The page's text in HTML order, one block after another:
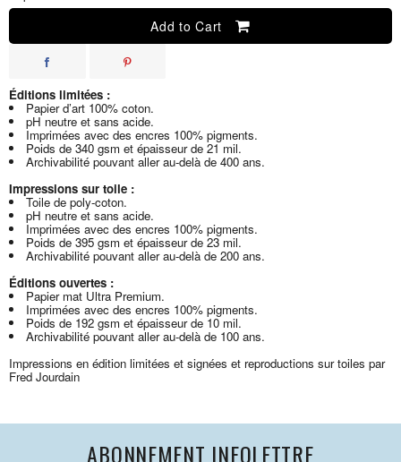
Add to Cart
Éditions limitées :
Papier d’art 100% coton.
pH neutre et sans acide.
Imprimées avec des encres 100% pigments.
Poids de 340 gsm et épaisseur de 21 mil.
Archivabilité pouvant aller au-delà de 400 ans.
Impressions sur toile :
Toile de poly-coton.
pH neutre et sans acide.
Imprimées avec des encres 100% pigments.
Poids de 395 gsm et épaisseur de 23 mil.
Archivabilité pouvant aller au-delà de 200 ans.
Éditions ouvertes :
Papier mat Ultra Premium.
Imprimées avec des encres 100% pigments.
Poids de 192 gsm et épaisseur de 10 mil.
Archivabilité pouvant aller au-delà de 100 ans.
Impressions en édition limitées et signées et reproductions sur toiles par
Fred Jourdain
ABONNEMENT INFOLETTRE